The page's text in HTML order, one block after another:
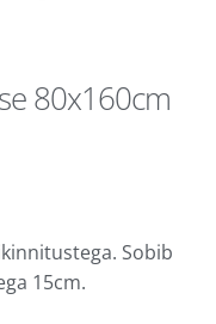
80x160cm
Sobib
15cm.